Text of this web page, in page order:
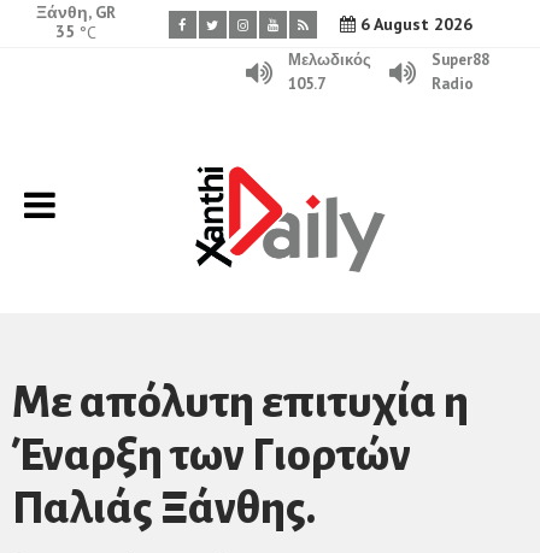
6 August 2026
Ξάνθη, GR
35 °C
Μελωδικός
105.7
Super88
Radio
Με απόλυτη επιτυχία η
Έναρξη των Γιορτών
Παλιάς Ξάνθης.